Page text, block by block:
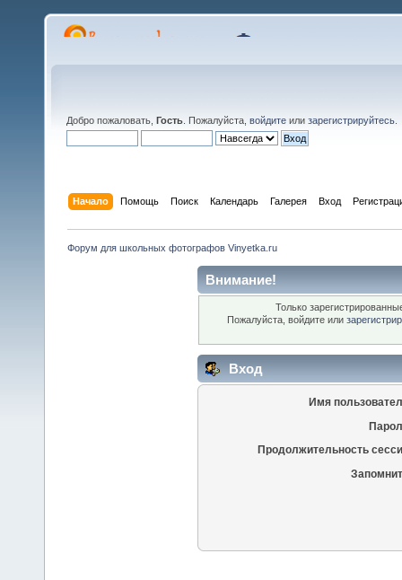
Добро пожаловать, Гость . Пожалуйста, войдите или зарегистрируйтесь
Начало Помощь Поиск Календарь Галерея Вход
Форум для школьных фотографов Vinyetka.ru
Внимание!
Только
Пожалуйста, войдите или
Вход
Имя
Продолжительность